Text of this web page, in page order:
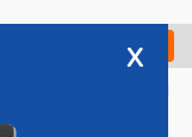
Check in
x